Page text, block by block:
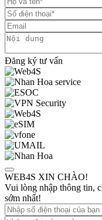
Đăng ký tư vấn
WEB4S XIN CHÀO!
Vui lòng nhập thông tin,
sớm nhất!